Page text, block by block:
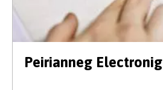
Peirianneg Electronig